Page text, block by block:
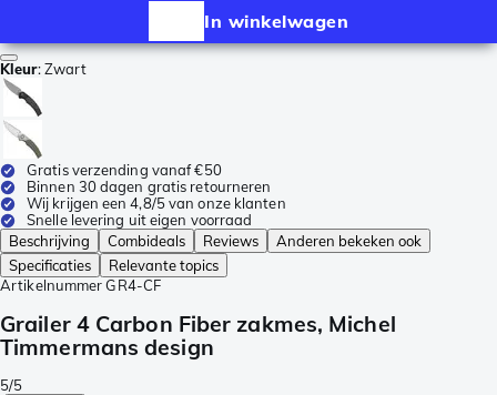
In winkelwagen
Kleur:Zwart
Gratis verzending vanaf €50
Binnen 30 dagen gratis retourneren
Wij krijgen een 4,8/5 van onze klanten
Snelle levering uit eigen voorraad
Beschrijving
Combideals Reviews
Anderen bekeken ook
Specificaties
Relevante topics
Artikelnummer GR4-CF
Grailer 4 Carbon Fiber zakmes, Michel
Timmermans design
5/5